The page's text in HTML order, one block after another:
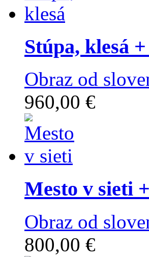
Stúpa, klesá
Obraz od
960,00 €
Mesto v sieti
Obraz od
800,00 €